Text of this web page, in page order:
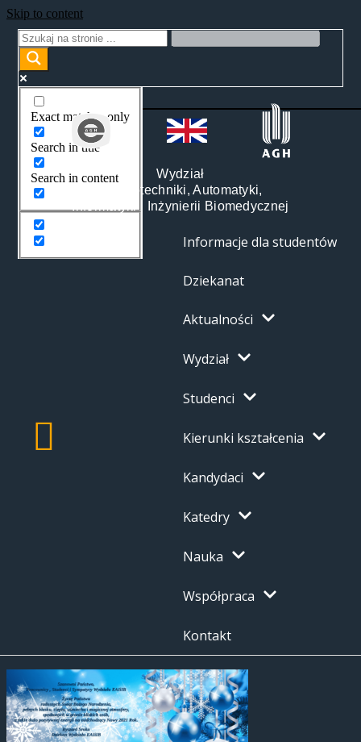
Skip to content
Exact matches only
Search in title
Search in content
Wydział
Elektrotechniki, Automatyki,
Informatyki i Inżynierii Biomedycznej
Informacje dla studentów
Dziekanat
Aktualności
Wydział
Studenci
Kierunki kształcenia
Kandydaci
Katedry
Nauka
Współpraca
Kontakt